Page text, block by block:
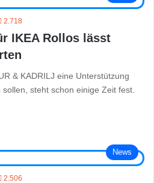
2.718
IKEA Rollos lässt
& KADRILJ eine Unterstützung
steht schon einige Zeit fest.
News
2.506